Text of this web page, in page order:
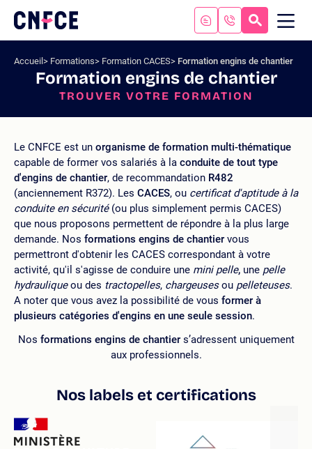
contenu
à
recherche
Logo
site
Accueil Formations Formation CACES Formation engins de chantier
Formation engins de chantier
TROUVER VOTRE FORMATION
Le CNFCE est un organisme de formation multi-thématique
capable de former vos salariés à la conduite de tout type
d'engins de chantier, de recommandation R482
(anciennement R372). Les CACES, ou certificat d'aptitude à la
conduite en sécurité(ou plus simplement permis CACES)
que nous proposons permettent de répondre à la plus large
demande. Nos formations engins de chantier vous
permettront d'obtenir les CACES correspondant à votre
activité, qu'il s'agisse de conduire une mini pelle, une pelle
hydrauliqueou des tractopelles, chargeusesou pelleteuses.
A noter que vous avez la possibilité de vous former à
plusieurs catégories d'engins en une seule session.
Nos formations engins de chantiers’adressent uniquement
aux professionnels.
Nos labels et certifications